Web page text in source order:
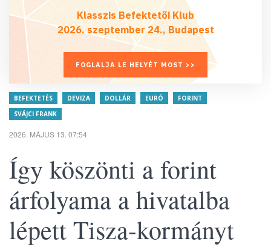
Klasszis Befektetői Klub
2026. szeptember 24., Budapest
FOGLALJA LE HELYÉT MOST >>
BEFEKTETÉS DEVIZA DOLLÁR EURÓ
FORINT
SVÁJCI FRANK
2026. MÁJUS 13. 07:54
Így köszönti a forint
árfolyama a hivatalba
lépett Tisza-kormányt